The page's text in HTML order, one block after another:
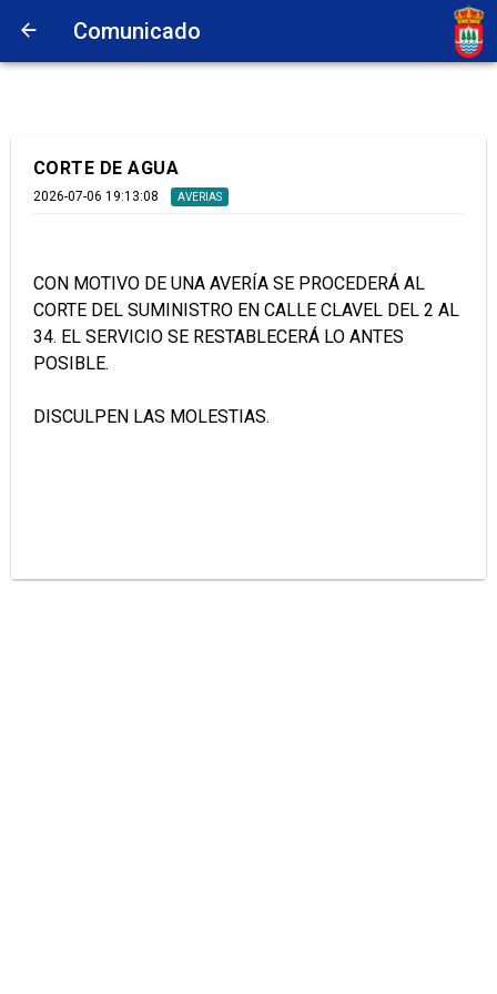
Comunicado
CORTE DE AGUA
2026-07-06 19:13:08 AVERIAS
CON MOTIVO DE UNA AVERÍA SE PROCEDERÁ AL
CORTE DEL SUMINISTRO EN CALLE CLAVEL DEL 2 AL
34. EL SERVICIO SE RESTABLECERÁ LO ANTES
POSIBLE.
DISCULPEN LAS MOLESTIAS.